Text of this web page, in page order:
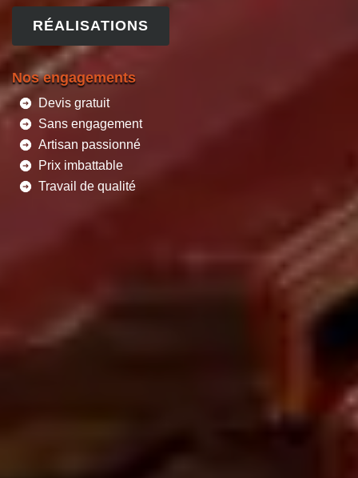
RÉALISATIONS
Nos engagements
Devis gratuit
Sans engagement
Artisan passionné
Prix imbattable
Travail de qualité